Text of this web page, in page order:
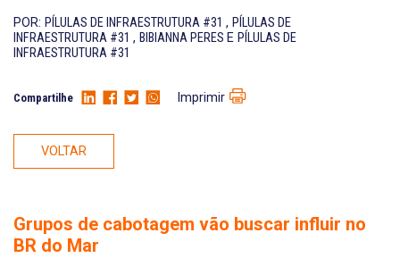
Localização
POR: PÍLULAS DE INFRAESTRUTURA #31 , PÍLULAS DE
INFRAESTRUTURA #31 , BIBIANNA PERES E PÍLULAS DE
INFRAESTRUTURA #31
Compartilhe Imprimir
VOLTAR
Grupos de cabotagem vão buscar influir no
BR do Mar